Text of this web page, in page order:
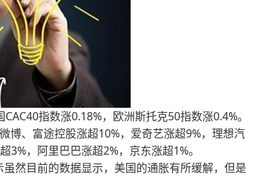
指数涨0.18%，欧洲斯托克50指数涨0.4%。
博、富途控股涨超10%，爱奇艺涨超9%，理想汽
，阿里巴巴涨超2%，京东涨超1%。
然目前的数据显示，美国的通胀有所缓解，但是